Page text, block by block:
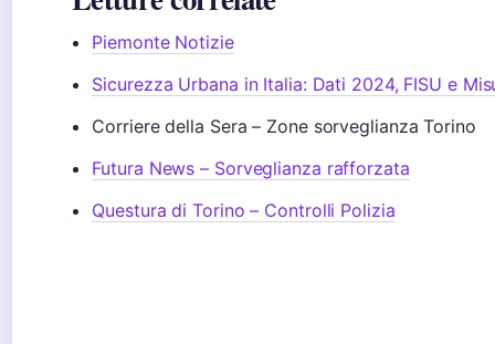
Piemonte Notizie
Sicurezza Urbana in Italia: Dati 2024, FISU e
Corriere della Sera – Zone sorveglianza Torino
Futura News – Sorveglianza rafforzata
Questura di Torino – Controlli Polizia